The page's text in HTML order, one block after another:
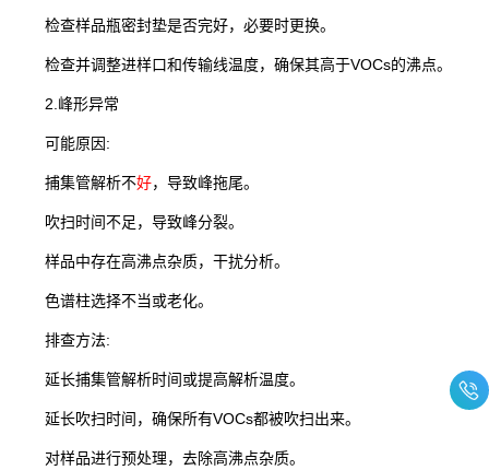
检查样品瓶密封垫是否完好，必要时更换。
检查并调整进样口和传输线温度，确保其高于VOCs的沸点。
2.峰形异常
可能原因:
捕集管解析不好，导致峰拖尾。
吹扫时间不足，导致峰分裂。
样品中存在高沸点杂质，干扰分析。
色谱柱选择不当或老化。
排查方法:
延长捕集管解析时间或提高解析温度。
延长吹扫时间，确保所有VOCs都被吹扫出来。
对样品进行预处理，去除高沸点杂质。